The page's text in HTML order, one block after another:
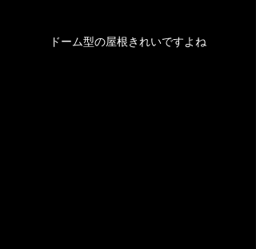
ドーム型の屋根きれいですよね